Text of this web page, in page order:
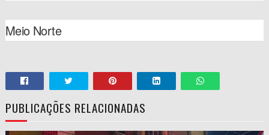
Meio Norte
PUBLICAÇÕES RELACIONADAS